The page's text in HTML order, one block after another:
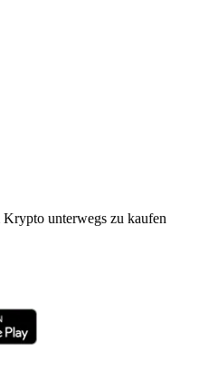
unterwegs zu kaufen